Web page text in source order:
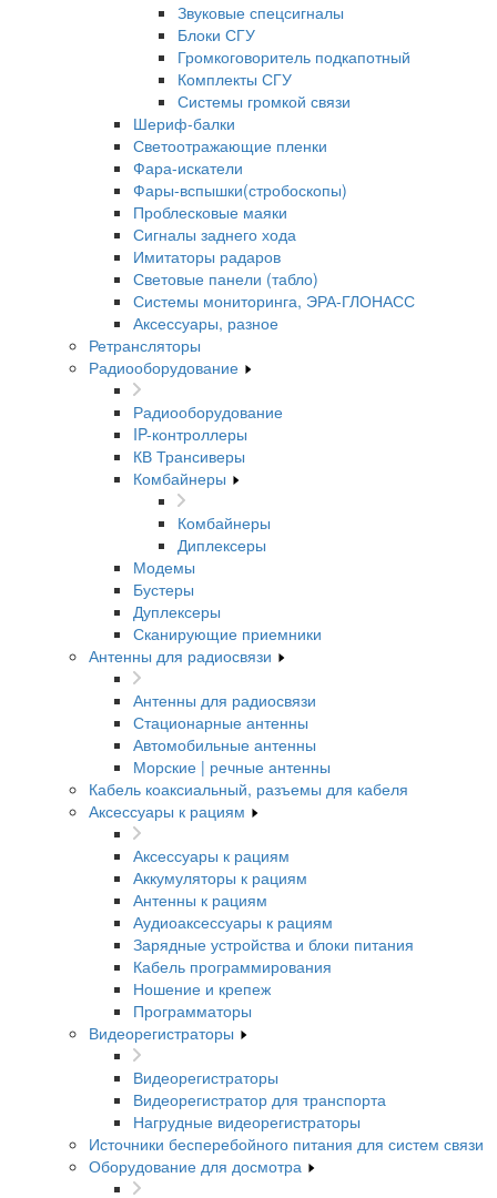
Звуковые спецсигналы
Блоки СГУ
Громкоговоритель подкапотный
Комплекты СГУ
Системы громкой связи
Шериф-балки
Светоотражающие пленки
Фара-искатели
Фары-вспышки(стробоскопы)
Проблесковые маяки
Сигналы заднего хода
Имитаторы радаров
Световые панели (табло)
Системы мониторинга, ЭРА-ГЛОНАСС
Аксессуары, разное
Ретрансляторы
Радиооборудование
Радиооборудование
IP-контроллеры
КВ Трансиверы
Комбайнеры
Комбайнеры
Диплексеры
Модемы
Бустеры
Дуплексеры
Сканирующие приемники
Антенны для радиосвязи
Антенны для радиосвязи
Стационарные антенны
Автомобильные антенны
Морские | речные антенны
Кабель коаксиальный, разъемы для кабеля
Аксессуары к рациям
Аксессуары к рациям
Аккумуляторы к рациям
Антенны к рациям
Аудиоаксессуары к рациям
Зарядные устройства и блоки питания
Кабель программирования
Ношение и крепеж
Программаторы
Видеорегистраторы
Видеорегистраторы
Видеорегистратор для транспорта
Нагрудные видеорегистраторы
Источники бесперебойного питания для систем связи
Оборудование для досмотра